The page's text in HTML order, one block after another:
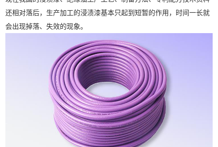
还相对落后，生产加工的浸渍漆基本只起到短暂的作用，时间一长就
会出现掉落、失效的现象。